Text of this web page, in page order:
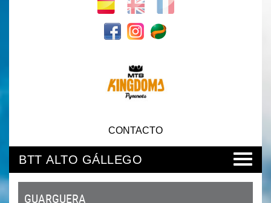
CONTACTO
BTT ALTO GÁLLEGO
GUARGUERA